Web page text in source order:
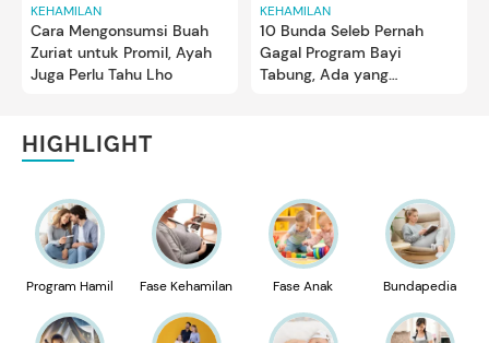
KEHAMILAN
Cara Mengonsumsi Buah
Zuriat untuk Promil, Ayah
Juga Perlu Tahu Lho
KEHAMILAN
10 Bunda Seleb Pernah
Gagal Program Bayi
Tabung, Ada yang
HIGHLIGHT
Program Hamil Fase Kehamilan Fase Anak Bundapedia